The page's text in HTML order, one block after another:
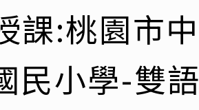
三名。
君教師榮獲社
校阿巴斯O蜜、
導老師王老師、
語競賽國小朗
校參加桃園市中
課:桃園市
民小學-雙